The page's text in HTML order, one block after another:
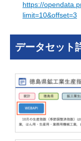
https://
limit=10&offset=3
データセット